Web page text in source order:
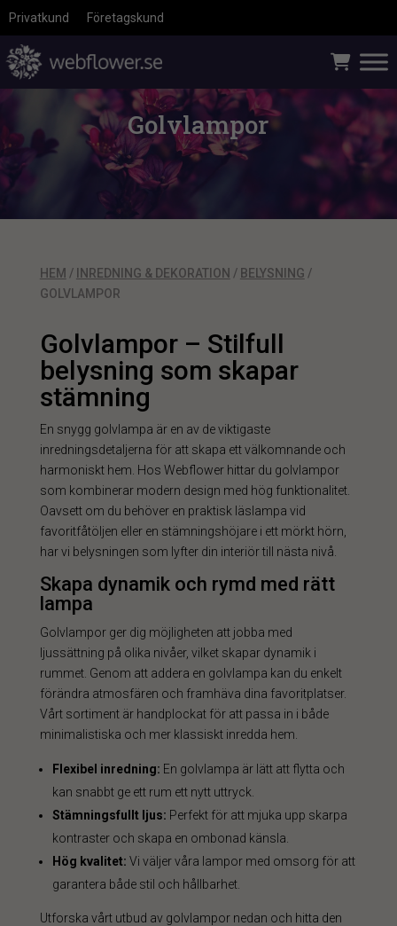
Privatkund Företagskund
Golvlampor
HEM / INREDNING & DEKORATION / BELYSNING /
GOLVLAMPOR
Golvlampor – Stilfull
belysning som skapar
stämning
En snygg golvlampa är en av de viktigaste
inredningsdetaljerna för att skapa ett välkomnande och
harmoniskt hem. Hos Webflower hittar du golvlampor
som kombinerar modern design med hög funktionalitet.
Oavsett om du behöver en praktisk läslampa vid
favoritfåtöljen eller en stämningshöjare i ett mörkt hörn,
har vi belysningen som lyfter din interiör till nästa nivå.
Skapa dynamik och rymd med rätt
lampa
Golvlampor ger dig möjligheten att jobba med
ljussättning på olika nivåer, vilket skapar dynamik i
rummet. Genom att addera en golvlampa kan du enkelt
förändra atmosfären och framhäva dina favoritplatser.
Vårt sortiment är handplockat för att passa in i både
minimalistiska och mer klassiskt inredda hem.
Flexibel inredning: En golvlampa är lätt att flytta och
kan snabbt ge ett rum ett nytt uttryck.
Stämningsfullt ljus: Perfekt för att mjuka upp skarpa
kontraster och skapa en ombonad känsla.
Hög kvalitet: Vi väljer våra lampor med omsorg för att
garantera både stil och hållbarhet.
Utforska vårt utbud av golvlampor nedan och hitta den